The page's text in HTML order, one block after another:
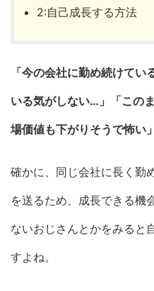
2:自己成長する方法
「今の会社に勤め続けて
いる気がしない…」「この
場価値も下がりそうで怖い」
確かに、同じ会社に長く勤
を送るため、成長できる機
ないおじさんとかをみると
すよね。